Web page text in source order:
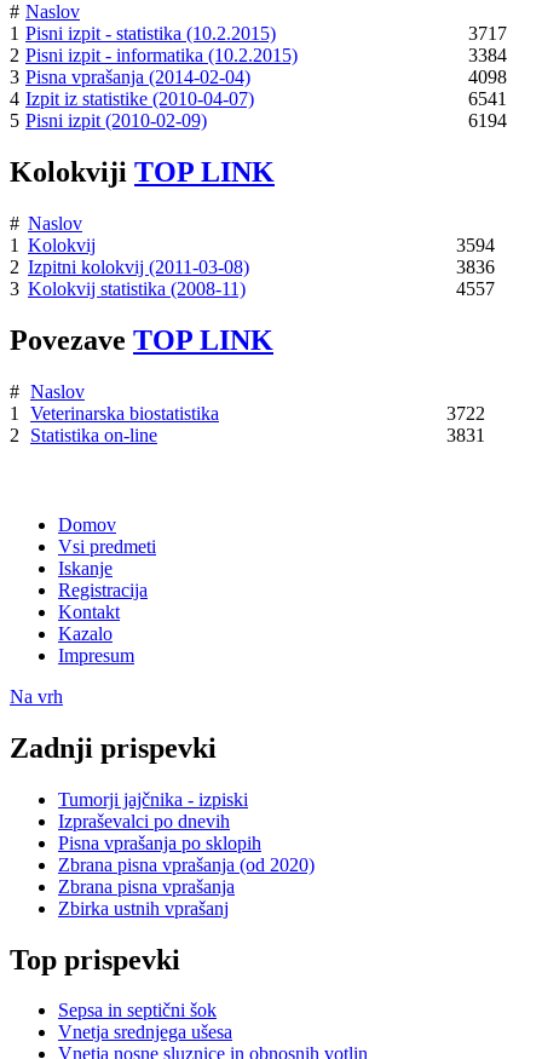
# Naslov
1 Pisni izpit - statistika (10.2.2015)
3717
2 Pisni izpit - informatika (10.2.2015)
3384
3 Pisna vprašanja (2014-02-04)
4098
4 Izpit iz statistike (2010-04-07)
6541
5 Pisni izpit (2010-02-09) 6194
Kolokviji TOP LINK
# Naslov
1 Kolokvij
3594
2 Izpitni kolokvij (2011-03-08)
3836
3 Kolokvij statistika (2008-11) 4557
Povezave TOP LINK
# Naslov
1
Veterinarska biostatistika
3722
2
Statistika on-line 3831
Domov
Vsi predmeti
Iskanje
Registracija
Kontakt
Kazalo
Impresum
Na vrh
Zadnji prispevki
Tumorji jajčnika - izpiski
Izpraševalci po dnevih
Pisna vprašanja po sklopih
Zbrana pisna vprašanja (od 2020)
Zbrana pisna vprašanja
Zbirka ustnih vprašanj
Top prispevki
Sepsa in septični šok
Vnetja srednjega ušesa
Vnetja nosne sluznice in obnosnih votlin